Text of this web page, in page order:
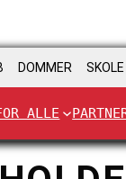
DOMMER SKOLE
ALLE